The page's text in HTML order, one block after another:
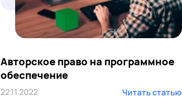
Авторское право на программное
обеспечение
22.11.2022 Читать статью